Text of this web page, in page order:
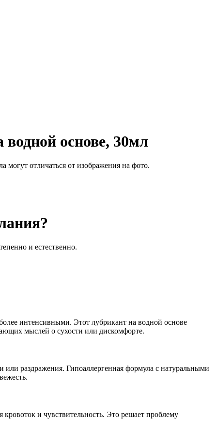
основе, 30мл
могут отличаться от изображения на фото.
и естественно.
интенсивными. Этот лубрикант на водной основе
мыслей о сухости или дискомфорте.
или раздражения. Гипоаллергенная формула с натуральными
и чувствительность. Это решает проблему